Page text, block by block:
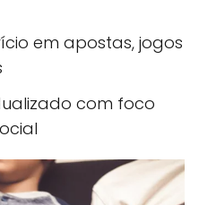
em apostas, jogos
com foco